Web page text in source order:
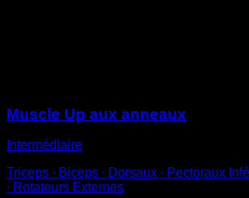
Muscle Up aux anneaux
Intermédiaire
Triceps ∙ Biceps ∙ Dorsaux ∙ Pectoraux
∙ Rotateurs Externes